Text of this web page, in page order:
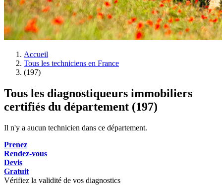
Accueil
Tous les techniciens en France
(197)
Tous les diagnostiqueurs immobiliers
certifiés du département (197)
Il n'y a aucun technicien dans ce département.
Prenez
Rendez-vous
Devis
Gratuit
Vérifiez la validité de vos diagnostics